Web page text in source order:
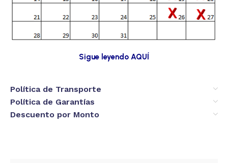
Sigue leyendo AQUÍ
Política de Transporte
Política de Garantías
Descuento por Monto